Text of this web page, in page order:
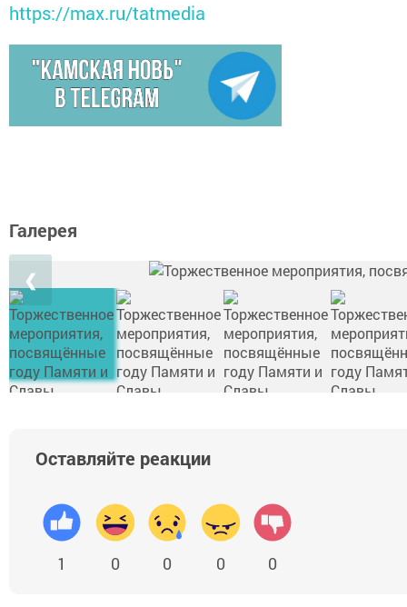
https://max.ru/tatmedia
Галерея
❮
Оставляйте реакции
1 0 0 0 0